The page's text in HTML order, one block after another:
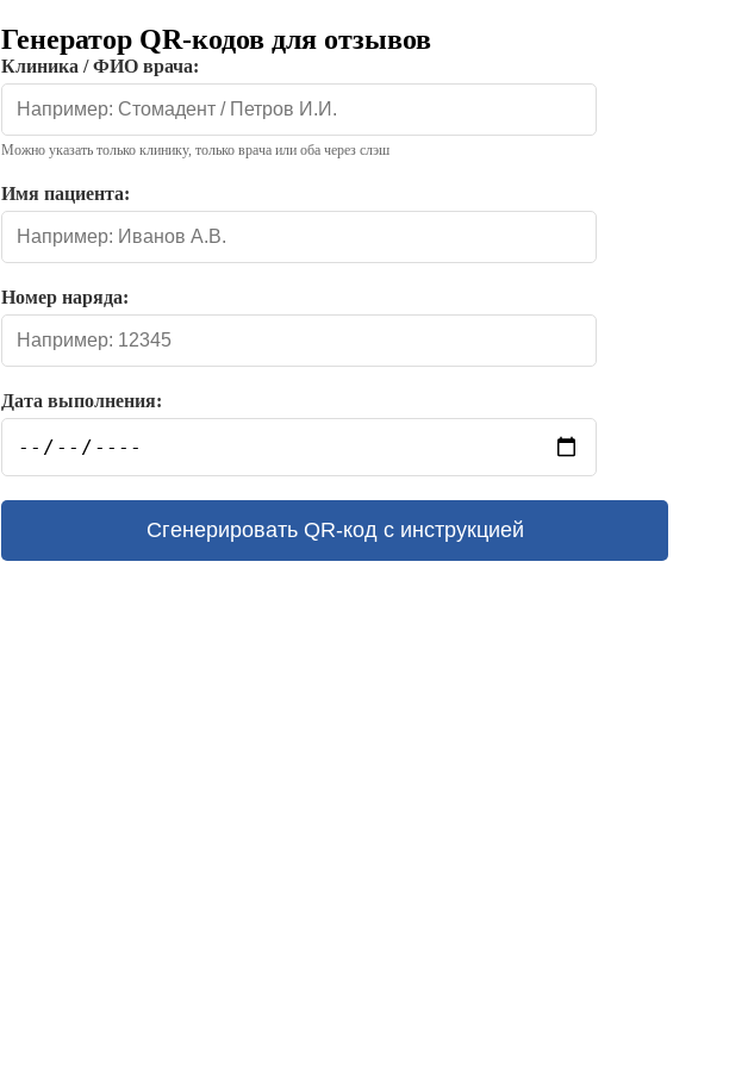
Генератор QR-кодов для отзывов
Клиника / ФИО врача:
Можно указать только клинику, только врача или оба через слэш
Имя пациента:
Номер наряда:
Дата выполнения:
Сгенерировать QR-код с инструкцией